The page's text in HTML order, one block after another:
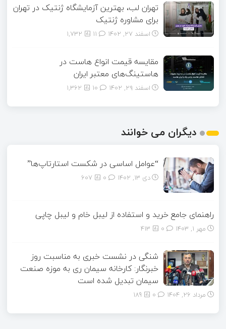
تهران لب، بهترین آزمایشگاه ژنتیک در تهران
برای مشاوره ژنتیک
اسفند ۲۷, ۱۴۰۲ 1,732
مقایسه قیمت انواع هاست در
هاستینگ‌های معتبر ایران
اسفند ۲۹, ۱۴۰۲ 1,362
دیگران می خوانند
“عوامل اساسی در شکست استارتاپ‌ها”
دی ۱۳, ۱۴۰۲ 607
راهنمای جامع خرید و استفاده از لیبل خام و لیبل چاپی
مهر ۱, ۱۴۰۳ 413
شنگی در نشست خبری به مناسبت روز
خبرنگار: کارخانه سیمان ری به موزه صنعت
سیمان تبدیل شده است
مرداد ۲۶, ۱۴۰۴ 189